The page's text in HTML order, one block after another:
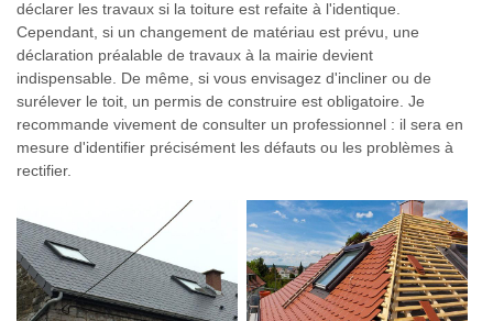
déclarer les travaux si la toiture est refaite à l'identique.
Cependant, si un changement de matériau est prévu, une
déclaration préalable de travaux à la mairie devient
indispensable. De même, si vous envisagez d'incliner ou de
surélever le toit, un permis de construire est obligatoire. Je
recommande vivement de consulter un professionnel : il sera en
mesure d'identifier précisément les défauts ou les problèmes à
rectifier.